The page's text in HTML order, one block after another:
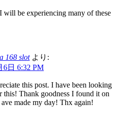
will be experiencing many of these
168 slot より:
6日 6:32 PM
this post. I have been looking
this! Thank goodness I found it on
made my day! Thx again!